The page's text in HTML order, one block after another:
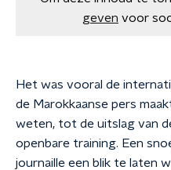
geven voor
Het was vooral de
de Marokkaanse pers
weten, tot de uitslag van
openbare training. Een
journaille een blik te laten